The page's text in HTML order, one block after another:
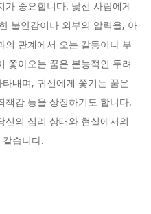
가 중요합니다. 낯선 사람에게
불안감이나 외부의 압력을, 아
의 관계에서 오는 갈등이나 부
쫓아오는 꿈은 본능적인 두려
내며, 귀신에게 쫓기는 꿈은
책감 등을 상징하기도 합니다.
신의 심리 상태와 현실에서의
습니다.